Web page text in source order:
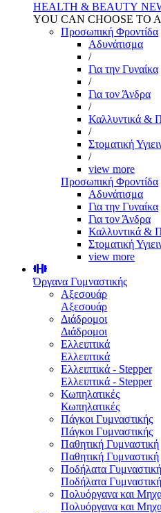
HEALTH & BEAUTY
YOU CAN CHOOSE TO
Προσωπική Φροντίδα
Αδυνάτισμα
/
Για την Γυναίκα
/
Για τον Άνδρα
/
Καλλυντικά &
/
Στοματική
/
view more
Προσωπική Φροντίδα
Αδυνάτισμα
Για την Γυναίκα
Για τον Άνδρα
Καλλυντικά &
Στοματική
view more
Όργανα Γυμναστικής
Αξεσουάρ
Αξεσουάρ
Διάδρομοι
Διάδρομοι
Ελλειπτικά
Ελλειπτικά
Ελλειπτικά - Stepper
Ελλειπτικά - Stepper
Κωπηλατικές
Κωπηλατικές
Πάγκοι Γυμναστικής
Πάγκοι Γυμναστικής
Παθητική Γυμναστική
Παθητική Γυμναστική
Ποδήλατα
Ποδήλατα
Πολυόργανα και
Πολυόργανα και